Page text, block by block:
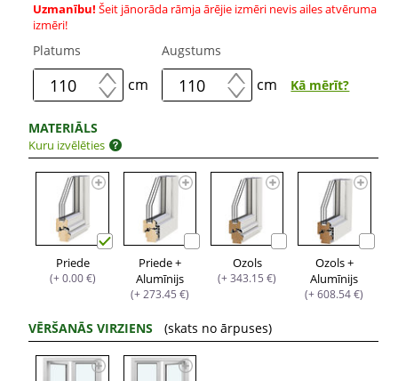
Uzmanību! Šeit jānorāda rāmja ārējie izmēri nevis ailes atvēruma
izmēri!
Platums
cm
Augstums
cm Kā mērīt?
MATERIĀLS
Kuru izvēlēties
Priede
(+ 0.00 €)
Priede +
Alumīnijs
(+ 273.45 €)
Ozols
(+ 343.15 €)
Ozols +
Alumīnijs
(+ 608.54 €)
VĒRŠANĀS VIRZIENS (skats no ārpuses)